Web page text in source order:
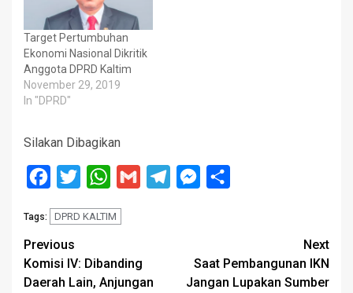
Target Pertumbuhan
Ekonomi Nasional Dikritik
Anggota DPRD Kaltim
November 29, 2019
In "DPRD"
Silakan Dibagikan
Facebook
Twitter WhatsApp
Gmail TelegramMessenger
Tags: DPRD KALTIM
Post
navigation
Previous
Komisi IV: Dibanding
Daerah Lain, Anjungan
Next
Saat Pembangunan IKN
Jangan Lupakan Sumber